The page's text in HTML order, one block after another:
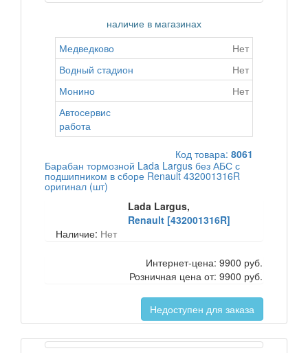
наличие в магазинах
Медведково
Нет
Водный стадион
Нет
Монино
Нет
Автосервис
работа
Код товара: 8061
Барабан тормозной Lada Largus без АБС с
подшипником в сборе Renault 432001316R
оригинал (шт)
Lada Largus,
Renault [432001316R]
Наличие: Нет
Интернет-цена: 9900 руб.
Розничная цена от: 9900 руб.
Недоступен для заказа